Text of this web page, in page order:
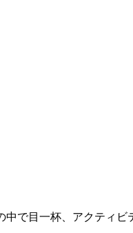
中で目一杯、アクティビ